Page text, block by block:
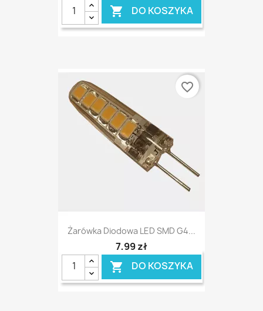
 DO KOSZYKA
Żarówka Diodowa LED SMD G4...
7,99 zł
 DO KOSZYKA
favorite_border